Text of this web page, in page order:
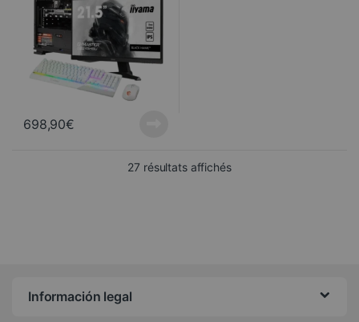
698,90€
27 résultats affichésTrié du plus récent au
Información legal